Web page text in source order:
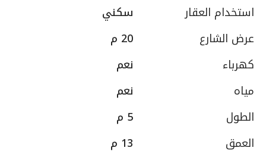
استخدام العقار
سكني
عرض الشارع
20 م
كهرباء
نعم
مياه
نعم
الطول
5 م
العمق
13 م